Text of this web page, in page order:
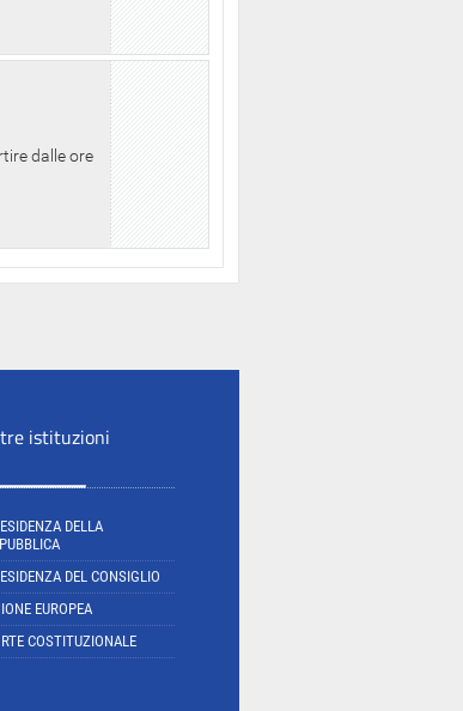
dalle ore
istituzioni
DELLA
DEL CONSIGLIO
EUROPEA
COSTITUZIONALE